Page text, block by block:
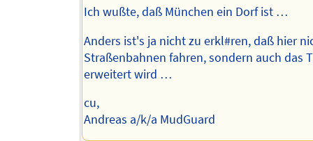
Ich wußte, daß München ein Dorf ist …
Anders ist's ja nicht zu erkl#ren, daß hier
Straßenbahnen fahren, sondern auch das
erweitert wird …
cu,
Andreas a/k/a MudGuard